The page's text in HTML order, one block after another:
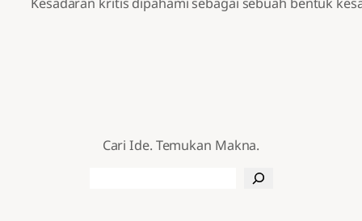
Cari Ide. Temukan Makna.